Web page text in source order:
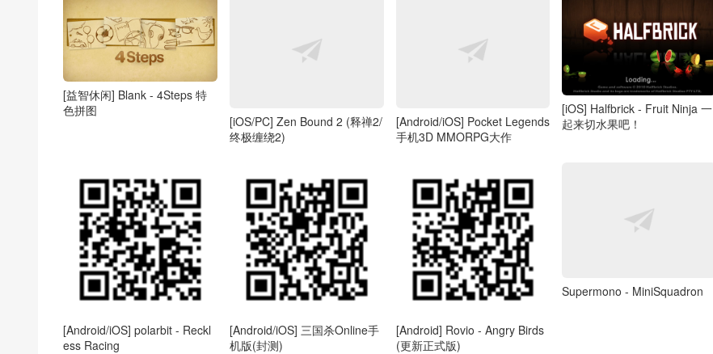
[益智休闲] Blank - 4Steps 特
色拼图
[iOS/PC] Zen Bound 2 (释禅2/
终极缠绕2)
[Android/iOS] Pocket Legends
手机3D MMORPG大作
[iOS] Halfbrick - Fruit Ninja 一
起来切水果吧！
[Android/iOS] polarbit - Reckl
ess Racing
[Android/iOS] 三国杀Online手
机版(封测)
[Android] Rovio - Angry Birds
(更新正式版)
Supermono - MiniSquadron